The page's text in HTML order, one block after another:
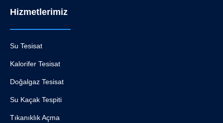
Hizmetlerimiz
Su Tesisat
Kalorifer Tesisat
Doğalgaz Tesisat
Su Kaçak Tespiti
Tıkanıklık Açma